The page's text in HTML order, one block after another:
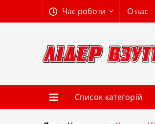
Час роботи О нас
Список категорій